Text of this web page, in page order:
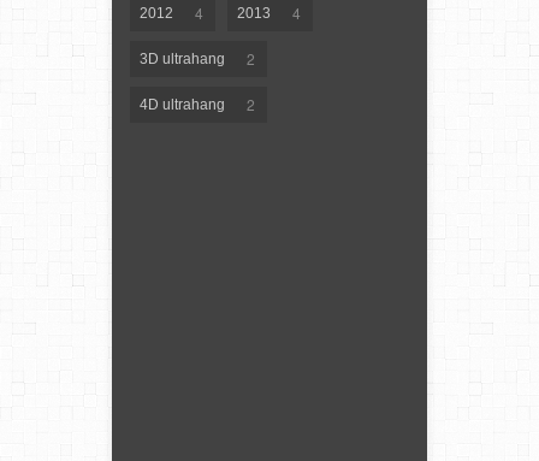
2012 4 2013 4
3D ultrahang 2
4D ultrahang 2